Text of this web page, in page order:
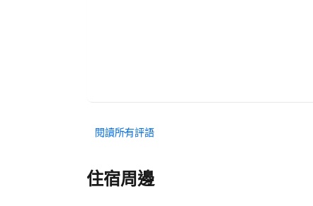
閱讀所有評語
住宿周邊